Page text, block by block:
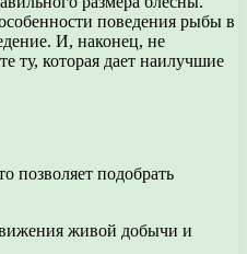
поведения рыбы в
И, наконец, не
ту, которая дает наилучшие
позволяет подобрать
живой добычи и